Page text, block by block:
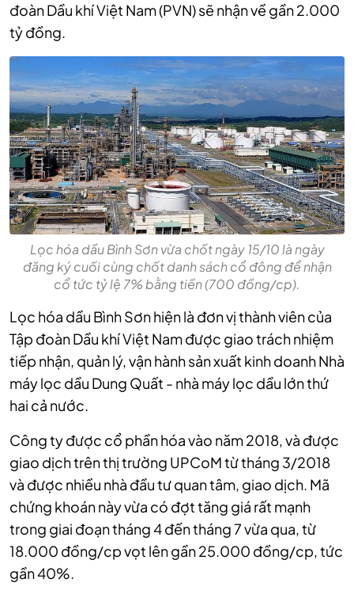
đoàn Dầu khí Việt Nam (PVN) sẽ nhận về gần 2.000
tỷ đồng.
Lọc hóa dầu Bình Sơn vừa chốt ngày 15/10 là ngày
đăng ký cuối cùng chốt danh sách cổ đông để nhận
cổ tức tỷ lệ 7% bằng tiền (700 đồng/cp).
Lọc hóa dầu Bình Sơn hiện là đơn vị thành viên của
Tập đoàn Dầu khí Việt Nam được giao trách nhiệm
tiếp nhận, quản lý, vận hành sản xuất kinh doanh Nhà
máy lọc dầu Dung Quất - nhà máy lọc dầu lớn thứ
hai cả nước.
Công ty được cổ phần hóa vào năm 2018, và được
giao dịch trên thị trường UPCoM từ tháng 3/2018
và được nhiều nhà đầu tư quan tâm, giao dịch. Mã
chứng khoán này vừa có đợt tăng giá rất mạnh
trong giai đoạn tháng 4 đến tháng 7 vừa qua, từ
18.000 đồng/cp vọt lên gần 25.000 đồng/cp, tức
gần 40%.